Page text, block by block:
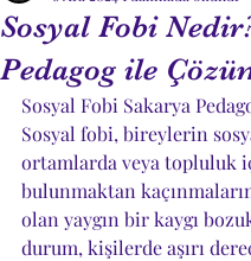
Sosyal Fobi
Pedagog ile
Sosyal Fobi Sakarya
Sosyal fobi, bireylerin
ortamlarda veya topluluk
bulunmaktan
olan yaygın bir kaygı
durum, kişilerde aşırı